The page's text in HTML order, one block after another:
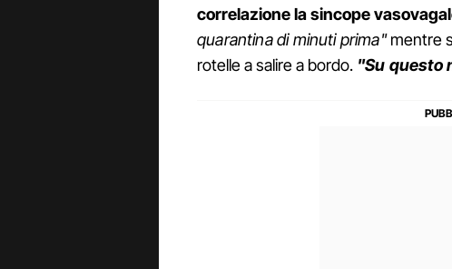
correlazione la sincope
quarantina di minuti prima"mentre
rotelle a salire a bordo. "Su questo